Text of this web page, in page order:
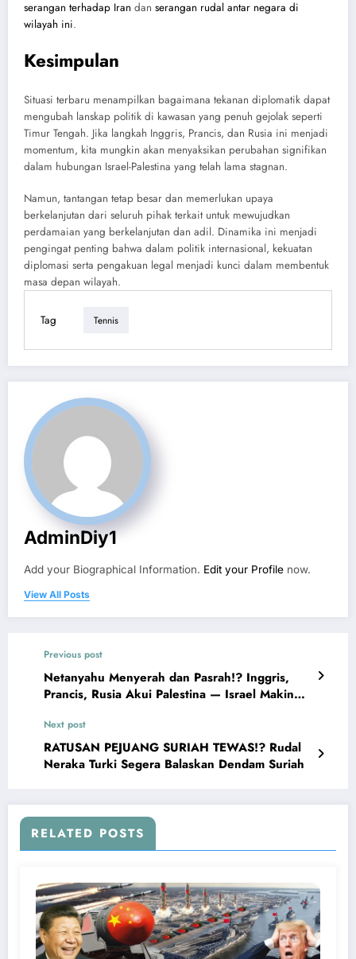
serangan terhadap Iran dan serangan rudal antar negara di
wilayah ini.
Kesimpulan
Situasi terbaru menampilkan bagaimana tekanan diplomatik dapat
mengubah lanskap politik di kawasan yang penuh gejolak seperti
Timur Tengah. Jika langkah Inggris, Prancis, dan Rusia ini menjadi
momentum, kita mungkin akan menyaksikan perubahan signifikan
dalam hubungan Israel-Palestina yang telah lama stagnan.
Namun, tantangan tetap besar dan memerlukan upaya
berkelanjutan dari seluruh pihak terkait untuk mewujudkan
perdamaian yang berkelanjutan dan adil. Dinamika ini menjadi
pengingat penting bahwa dalam politik internasional, kekuatan
diplomasi serta pengakuan legal menjadi kunci dalam membentuk
masa depan wilayah.
Tag Tennis
AdminDiy1
Add your Biographical Information. Edit your Profile now.
View All Posts
Previous post
Netanyahu Menyerah dan Pasrah!? Inggris,
Prancis, Rusia Akui Palestina — Israel Makin
Next post
RATUSAN PEJUANG SURIAH TEWAS!? Rudal
Neraka Turki Segera Balaskan Dendam Suriah
RELATED POSTS